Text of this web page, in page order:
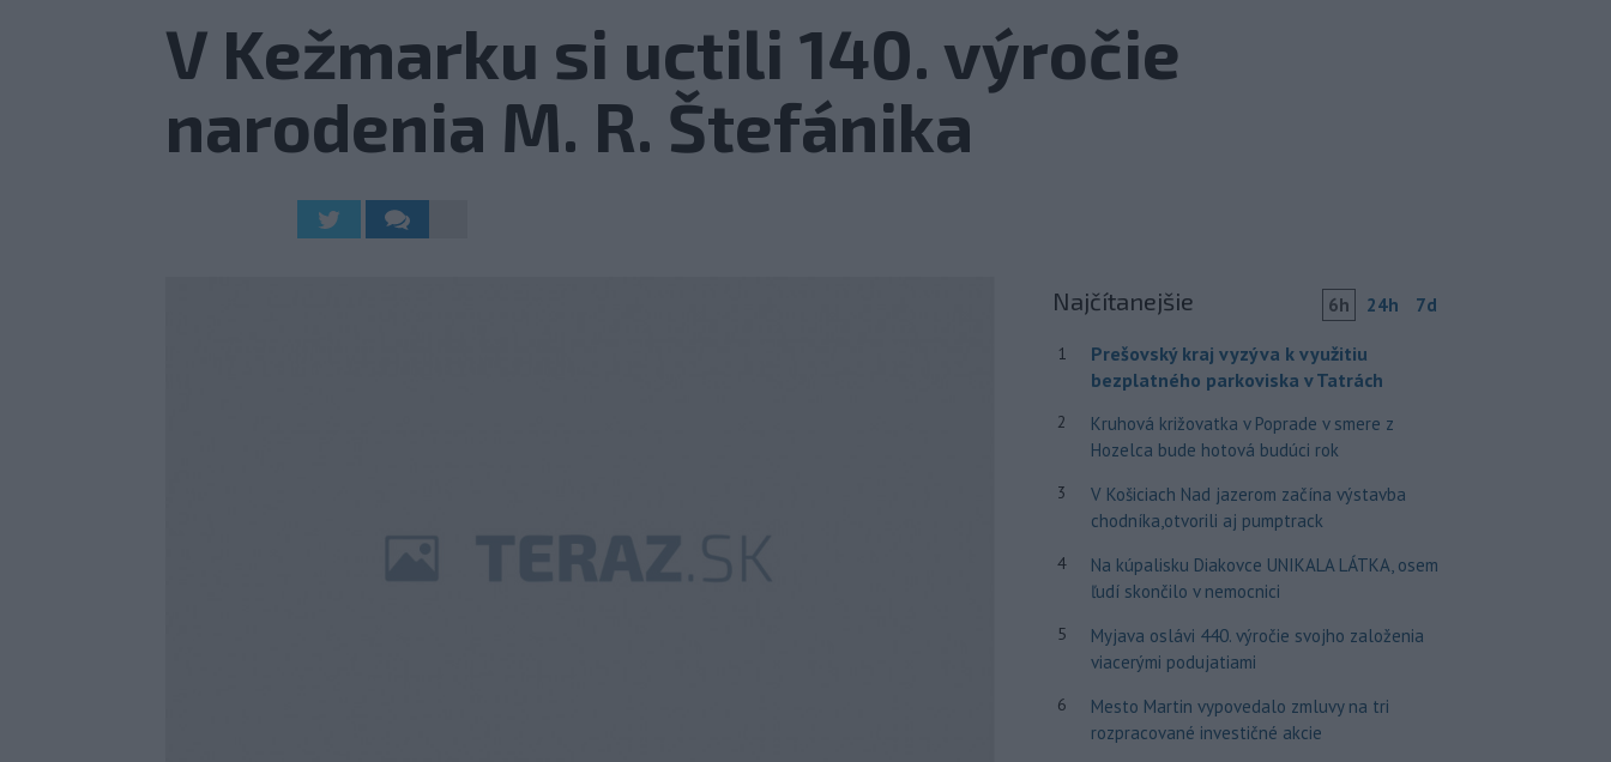
V Kežmarku si uctili 140. výročie
narodenia M. R. Štefánika
Najčítanejšie 6h 24h 7d
1
Prešovský kraj vyzýva k využitiu
bezplatného parkoviska v Tatrách
2
Kruhová križovatka v Poprade v smere z
Hozelca bude hotová budúci rok
3
V Košiciach Nad jazerom začína výstavba
chodníka,otvorili aj pumptrack
4
Na kúpalisku Diakovce UNIKALA LÁTKA, osem
ľudí skončilo v nemocnici
5
Myjava oslávi 440. výročie svojho založenia
viacerými podujatiami
6
Mesto Martin vypovedalo zmluvy na tri
rozpracované investičné akcie